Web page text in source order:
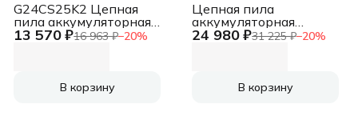
13 570 ₽16 963 ₽−20%
G24CS25K2 Цепная
пила аккумуляторная,
24V, 25см, c АКБ 2Ач и
В корзину
24 980 ₽31 225 ₽−20%
Цепная пила
аккумуляторная
GD40CS18K4, 40V, 40
В корзину